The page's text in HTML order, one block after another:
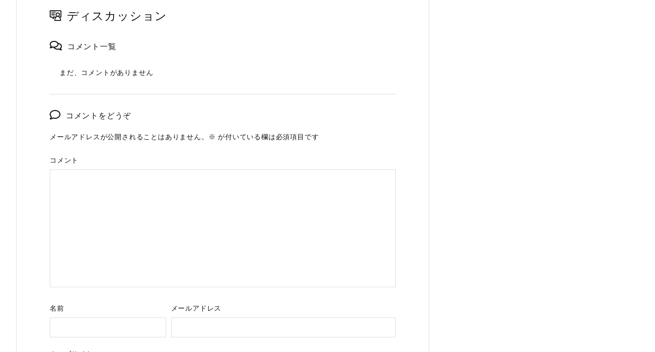
ディスカッション
コメント一覧
まだ、コメントがありません
コメントをどうぞ
メールアドレスが公開されることはありません。 ※ が付いている欄は必須項目です
コメント
名前 メールアドレス